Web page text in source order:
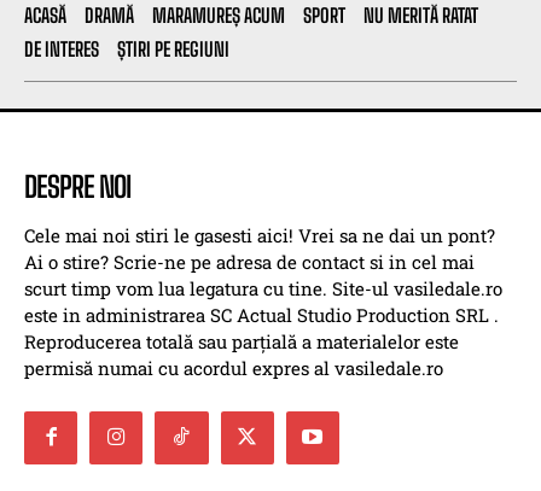
ACASĂ DRAMĂ MARAMUREȘ ACUM SPORT
NU MERITĂ RATAT
DE INTERES
ȘTIRI PE REGIUNI
DESPRE NOI
Cele mai noi stiri le gasesti aici! Vrei sa ne dai un pont?
Ai o stire? Scrie-ne pe adresa de contact si in cel mai
scurt timp vom lua legatura cu tine. Site-ul vasiledale.ro
este in administrarea SC Actual Studio Production SRL .
Reproducerea totală sau parțială a materialelor este
permisă numai cu acordul expres al vasiledale.ro